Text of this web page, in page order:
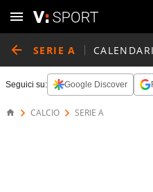
SERIE A
Seguici su: Google Discover
CALCIO SERIE A